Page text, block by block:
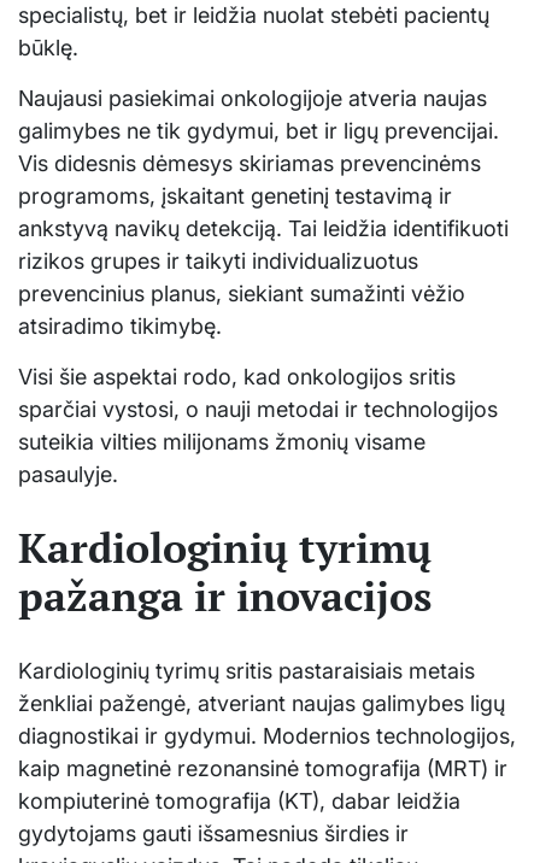
specialistų, bet ir leidžia nuolat stebėti pacientų
būklę.
Naujausi pasiekimai onkologijoje atveria naujas
galimybes ne tik gydymui, bet ir ligų prevencijai.
Vis didesnis dėmesys skiriamas prevencinėms
programoms, įskaitant genetinį testavimą ir
ankstyvą navikų detekciją. Tai leidžia identifikuoti
rizikos grupes ir taikyti individualizuotus
prevencinius planus, siekiant sumažinti vėžio
atsiradimo tikimybę.
Visi šie aspektai rodo, kad onkologijos sritis
sparčiai vystosi, o nauji metodai ir technologijos
suteikia vilties milijonams žmonių visame
pasaulyje.
Kardiologinių tyrimų
pažanga ir inovacijos
Kardiologinių tyrimų sritis pastaraisiais metais
ženkliai pažengė, atveriant naujas galimybes ligų
diagnostikai ir gydymui. Modernios technologijos,
kaip magnetinė rezonansinė tomografija (MRT) ir
kompiuterinė tomografija (KT), dabar leidžia
gydytojams gauti išsamesnius širdies ir